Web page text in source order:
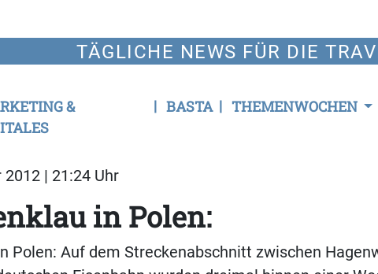
TÄGLICHE NEWS FÜR DIE
&
BASTA THEMENWOCHEN
| 21:24 Uhr
in Polen:
Polen: Auf dem Streckenabschnitt zwischen